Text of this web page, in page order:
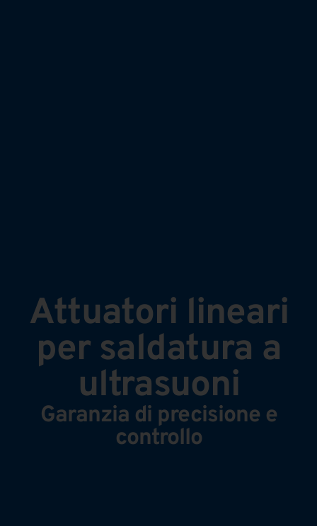
Attuatori lineari
per saldatura a
ultrasuoni
Garanzia di precisione e
controllo